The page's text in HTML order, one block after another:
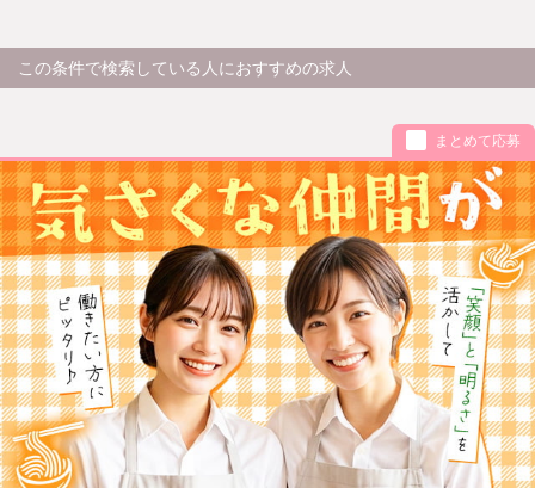
この条件で検索している人におすすめの求人
まとめて応募